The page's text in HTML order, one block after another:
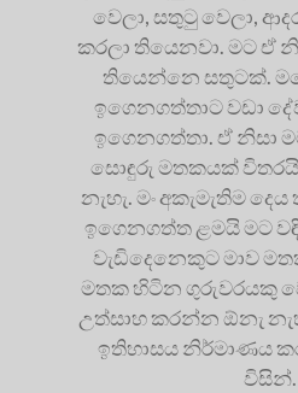
වෙලා, සතුටු වෙලා,
කරලා තියෙනවා. මට ඒ
තියෙන්නෙ සතුටක්.
ඉගෙනගත්තාට වඩා
ඉගෙනගත්තා. ඒ නිසා
සොඳුරු මතකයක්
නැහැ. මං අකැමැතිම
ඉගෙනගත්ත ළමයි මට
වැඩිදෙනෙකුට මාව
මතක හිටින ගුරුවරයකු
උත්සාහ කරන්න ඕනැ
ඉතිහාසය නිර්මාණය
විසින්.